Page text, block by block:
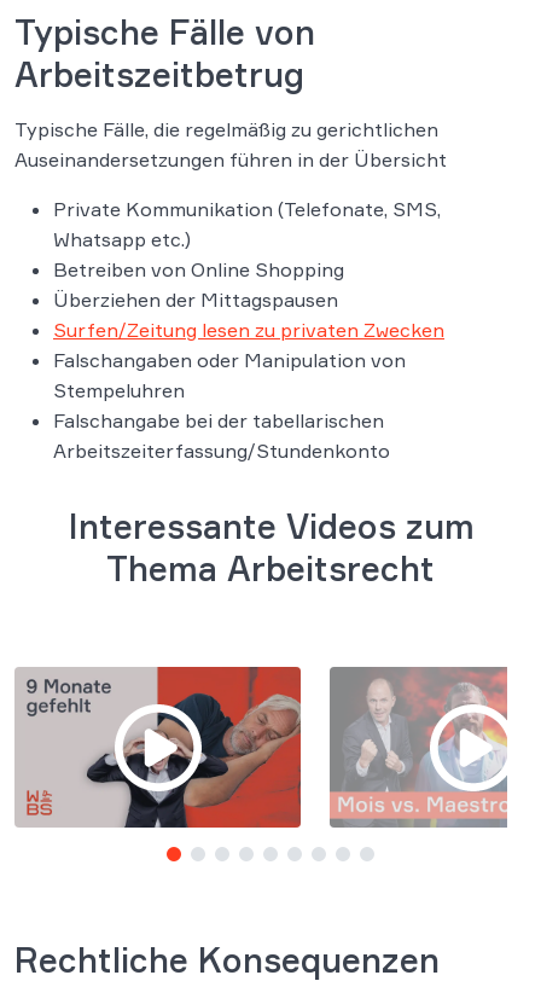
Typische Fälle von
Arbeitszeitbetrug
Typische Fälle, die regelmäßig zu gerichtlichen
Auseinandersetzungen führen in der Übersicht
Private Kommunikation (Telefonate, SMS,
Whatsapp etc.)
Betreiben von Online Shopping
Überziehen der Mittagspausen
Surfen/Zeitung lesen zu privaten Zwecken
Falschangaben oder Manipulation von
Stempeluhren
Falschangabe bei der tabellarischen
Arbeitszeiterfassung/Stundenkonto
Interessante Videos zum
Thema Arbeitsrecht
Rechtliche Konsequenzen